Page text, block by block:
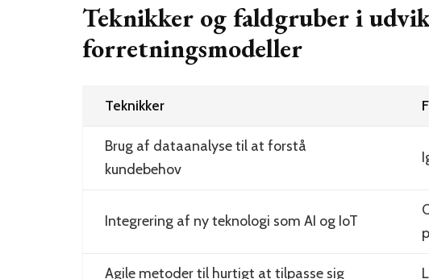
Teknikker og faldgruber i
forretningsmodeller
Teknikker
Brug af dataanalyse til at forstå
kundebehov
Integrering af ny teknologi som AI og IoT
Agile metoder til hurtigt at tilpasse sig